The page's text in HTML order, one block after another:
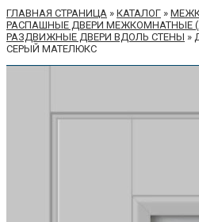
ГЛАВНАЯ СТРАНИЦА » КАТАЛОГ »
РАСПАШНЫЕ ДВЕРИ МЕЖКОМНАТНЫЕ
РАЗДВИЖНЫЕ ДВЕРИ ВДОЛЬ СТЕНЫ »
СЕРЫЙ МАТЕЛЮКС